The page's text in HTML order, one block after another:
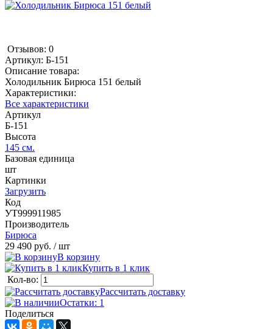
Отзывов: 0
Артикул: Б-151
Описание товара:
Холодильник Бирюса 151 белый
Характеристики:
Все характеристики
Артикул
Б-151
Высота
145 см.
Базовая единица
шт
Картинки
Загрузить
Код
УТ999911985
Производитель
Бирюса
29 490 руб. / шт
В корзину
Купить в 1 клик
Кол-во:
Рассчитать доставку
Остатки: 1
Поделиться